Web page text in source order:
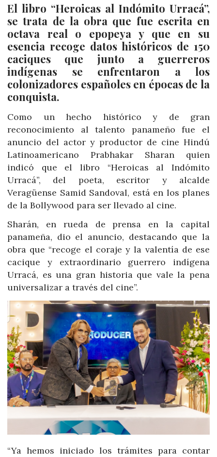
El libro “Heroicas al Indómito Urracá”,
se trata de la obra que fue escrita en
octava real o epopeya y que en su
esencia recoge datos históricos de 150
caciques que junto a guerreros
indígenas se enfrentaron a los
colonizadores españoles en épocas de la
conquista.
Como un hecho histórico y de gran
reconocimiento al talento panameño fue el
anuncio del actor y productor de cine Hindú
Latinoamericano Prabhakar Sharan quien
indicó que el libro “Heroicas al Indómito
Urracá”, del poeta, escritor y alcalde
Veragüense Samid Sandoval, está en los planes
de la Bollywood para ser llevado al cine.
Sharán, en rueda de prensa en la capital
panameña, dio el anuncio, destacando que la
obra que “recoge el coraje y la valentía de ese
cacique y extraordinario guerrero indígena
Urracá, es una gran historia que vale la pena
universalizar a través del cine”.
“Ya hemos iniciado los trámites para contar